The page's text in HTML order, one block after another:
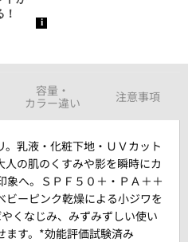
容量・
カラー違い
注意事項
。乳液・化粧下地・ＵＶカット
の肌のくすみや影を瞬時にカ
象へ。ＳＰＦ５０＋・ＰＡ＋＋
ビーピンク乾燥による小ジワを
くなじみ、みずみずしい使い
ます。*効能評価試験済み